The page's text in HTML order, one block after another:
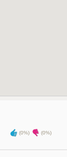
(0%) (0%)